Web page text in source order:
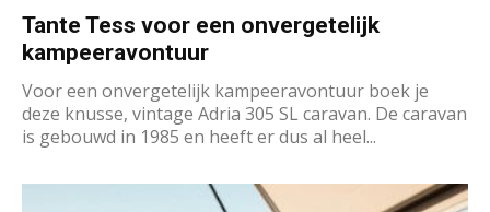
Tante Tess voor een onvergetelijk
kampeeravontuur
Voor een onvergetelijk kampeeravontuur boek je
deze knusse, vintage Adria 305 SL caravan. De caravan
is gebouwd in 1985 en heeft er dus al heel...